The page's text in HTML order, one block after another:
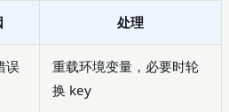
处理
误
重载环境变量，必要时轮
换 key